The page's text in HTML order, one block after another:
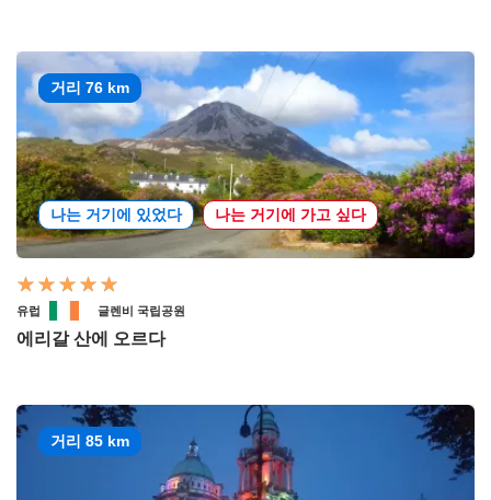
거리 76 km
나는 거기에 있었다 나는 거기에 가고 싶다
유럽 글렌비 국립공원
에리갈 산에 오르다
거리 85 km